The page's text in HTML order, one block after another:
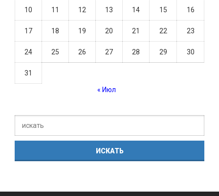
10 11 12 13 14 15 16
17 18 19 20 21 22 23
24 25 26 27 28 29 30
31
« Июл